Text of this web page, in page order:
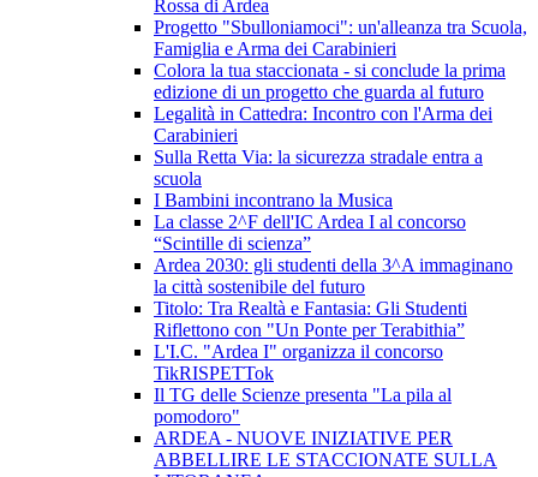
Rossa di Ardea
Progetto "Sbulloniamoci": un'alleanza tra Scuola,
Famiglia e Arma dei Carabinieri
Colora la tua staccionata - si conclude la prima
edizione di un progetto che guarda al futuro
Legalità in Cattedra: Incontro con l'Arma dei
Carabinieri
Sulla Retta Via: la sicurezza stradale entra a
scuola
I Bambini incontrano la Musica
La classe 2^F dell'IC Ardea I al concorso
“Scintille di scienza”
Ardea 2030: gli studenti della 3^A immaginano
la città sostenibile del futuro
Titolo: Tra Realtà e Fantasia: Gli Studenti
Riflettono con "Un Ponte per Terabithia”
L'I.C. "Ardea I" organizza il concorso
TikRISPETTok
Il TG delle Scienze presenta "La pila al
pomodoro"
ARDEA - NUOVE INIZIATIVE PER
ABBELLIRE LE STACCIONATE SULLA